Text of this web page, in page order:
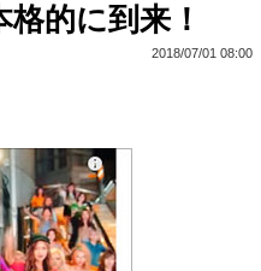
的に到来！
2018/07/01 08:00